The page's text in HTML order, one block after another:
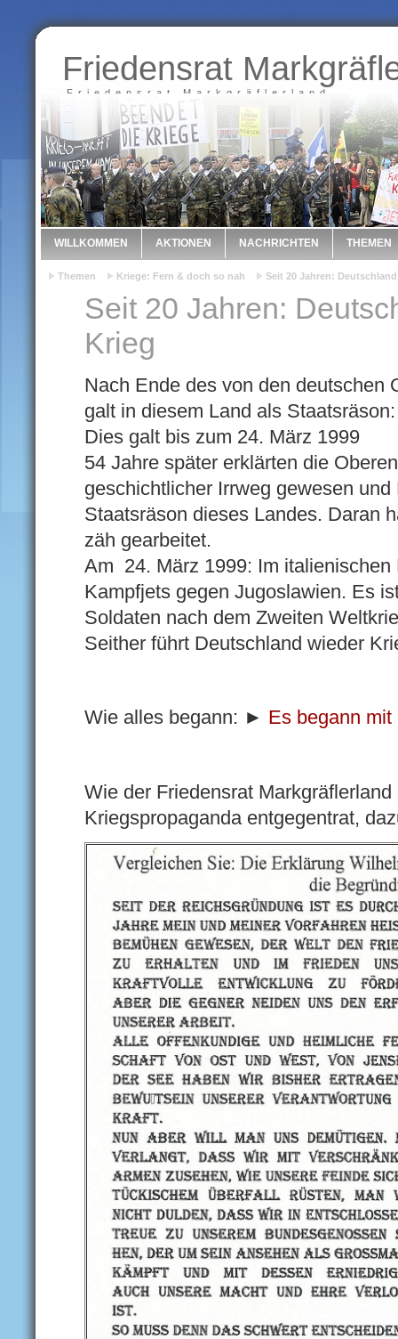
Friedensrat
Friedensrat Markgräflerland
WILLKOMMEN AKTIONEN NACHRICHTEN THEMEN
Themen Kriege: Fern & doch so nah Seit 20 Jahren:
Seit 20 Jahren:
Krieg
Nach Ende des von den deutschen
galt in diesem Land als
Dies galt bis zum 24. März 1999
54 Jahre später erklärten die
geschichtlicher Irrweg gewesen
Staatsräson dieses Landes. Daran
zäh gearbeitet.
Am 24. März 1999: Im
Kampfjets gegen Jugoslawien. Es
Soldaten nach dem Zweiten
Seither führt Deutschland wieder
Wie alles begann: ► Es begann mit
Wie der Friedensrat
Kriegspropaganda entgegentrat,